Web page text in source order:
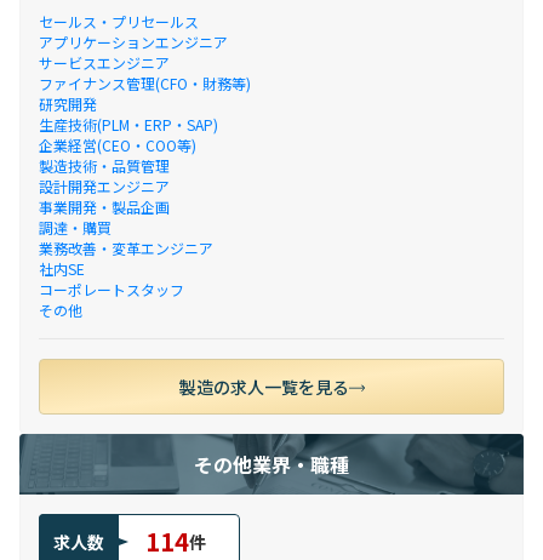
セールス・プリセールス
アプリケーションエンジニア
サービスエンジニア
ファイナンス管理(CFO・財務等)
研究開発
生産技術(PLM・ERP・SAP)
企業経営(CEO・COO等)
製造技術・品質管理
設計開発エンジニア
事業開発・製品企画
調達・購買
業務改善・変革エンジニア
社内SE
コーポレートスタッフ
その他
製造の求人一覧を見る
その他業界・職種
求人数 114件